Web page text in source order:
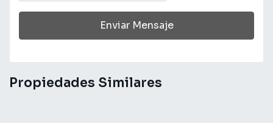
Enviar Mensaje
Propiedades Similares